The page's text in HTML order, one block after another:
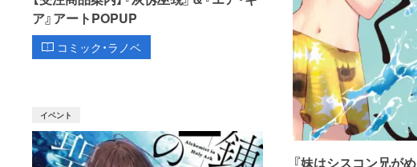
ア』アートPOPUP
コミック・ラノベ
『妹はシスコン兄が
イベント